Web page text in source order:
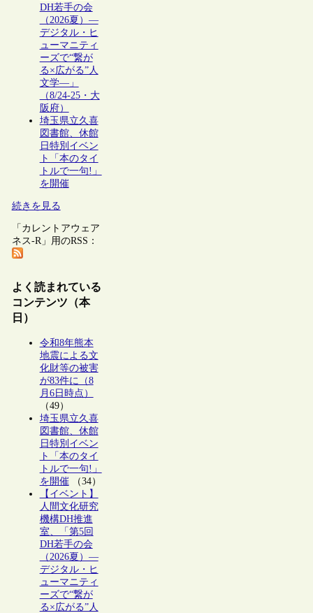
DH若手の会
（2026夏）―
デジタル・ヒ
ューマニティ
ーズで“繋が
る×広がる”人
文学―」
（8/24-25・大
阪府）
埼玉県立久喜
図書館、休館
日特別イベン
ト「本のタイ
トルで一句!」
を開催
続きを見る
「カレントアウェア
ネス-R」用のRSS：
よく読まれている
コンテンツ（本
日）
令和8年熊本
地震による文
化財等の被害
が83件に（8
月6日時点）
（49）
埼玉県立久喜
図書館、休館
日特別イベン
ト「本のタイ
トルで一句!」
を開催（34）
【イベント】
人間文化研究
機構DH推進
室、「第5回
DH若手の会
（2026夏）―
デジタル・ヒ
ューマニティ
ーズで“繋が
る×広がる”人